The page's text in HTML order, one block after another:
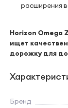
расширения
Horizon Omega
ищет
дорожку для
Бренд